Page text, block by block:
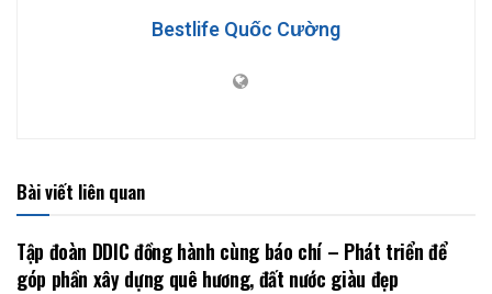
Bestlife Quốc Cường
Bài viết liên quan
Tập đoàn DDIC đồng hành cùng báo chí – Phát triển để
góp phần xây dựng quê hương, đất nước giàu đẹp